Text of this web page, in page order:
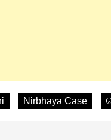
Nirbhaya Case